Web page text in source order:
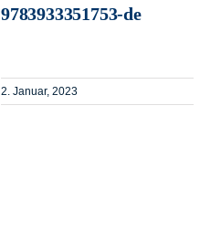
9783933351753-de
2. Januar, 2023